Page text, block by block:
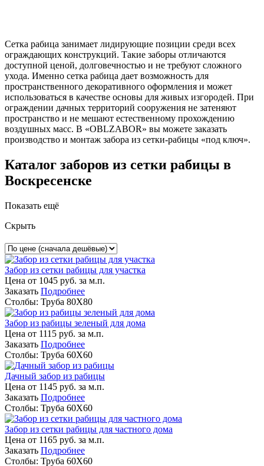
Сетка рабица занимает лидирующие позиции среди всех
ограждающих конструкций. Такие заборы отличаются
доступной ценой, долговечностью и не требуют сложного
ухода. Именно сетка рабица дает возможность для
пространственного декоративного оформления и может
использоваться в качестве основы для живых изгородей. При
ограждении дачных территорий сооружения не затеняют
пространство и не мешают естественному прохождению
воздушных масс. В «OBLZABOR» вы можете заказать
производство и монтаж забора из сетки-рабицы «под ключ».
Каталог заборов из сетки рабицы в
Воскресенске
Показать ещё
Скрыть
Забор из сетки рабицы для участка
Цена от 1045 руб. за м.п.
Заказать Подробнее
Столбы: Труба 80Х80
Забор из рабицы зеленый для дома
Цена от 1115 руб. за м.п.
Заказать Подробнее
Столбы: Труба 60Х60
Дачный забор из рабицы
Цена от 1145 руб. за м.п.
Заказать Подробнее
Столбы: Труба 60Х60
Забор из сетки рабицы для частного дома
Цена от 1165 руб. за м.п.
Заказать Подробнее
Столбы: Труба 60Х60